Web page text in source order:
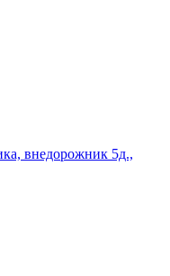
внедорожник 5д.,